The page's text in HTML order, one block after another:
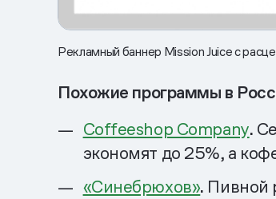
Рекламный баннер Mission Juice с
Похожие программы в
Coffeeshop Company.
экономят до 25%, а
«Синебрюхов». Пивной